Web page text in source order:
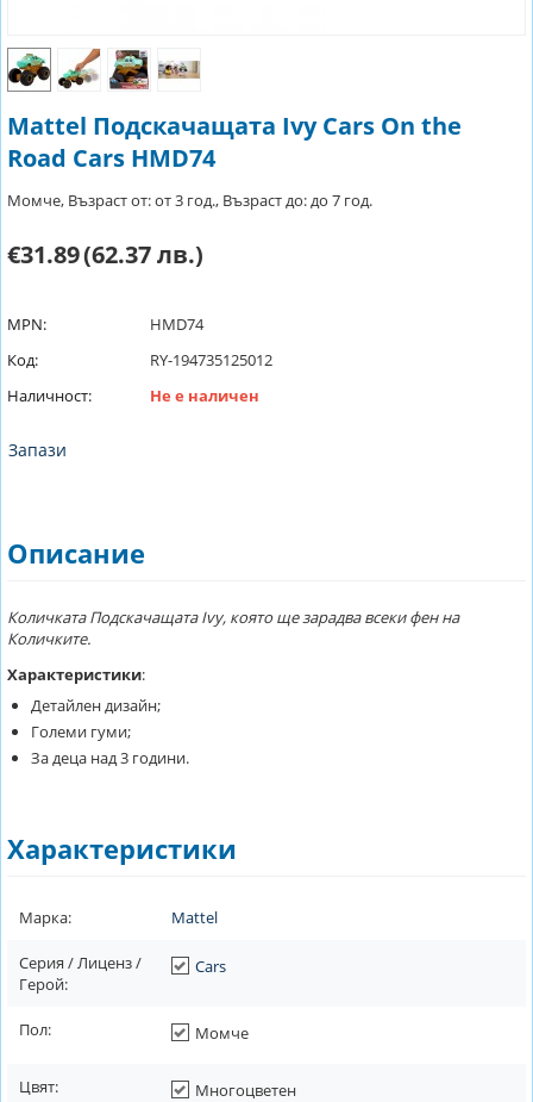
Mattel Подскачащата Ivy Cars On the
Road Cars HMD74
Момче, Възраст от: от 3 год., Възраст до: до 7 год.
€31.89(62.37 лв.)
MPN:
HMD74
Код:
RY-194735125012
Наличност:
Не е наличен
Запази
Описание
Количката Подскачащата Ivy, която ще зарадва всеки фен на
Количките.
Характеристики:
Детайлен дизайн;
Големи гуми;
За деца над 3 години.
Характеристики
Марка: Mattel
Серия / Лиценз /
Герой:
Cars
Пол: Момче
Цвят: Многоцветен